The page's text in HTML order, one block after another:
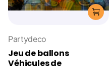
Partydeco
Jeu de ballons
Véhicules de